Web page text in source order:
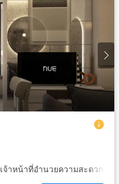
เจ้าหน้าที่อำนวยความสะดวก